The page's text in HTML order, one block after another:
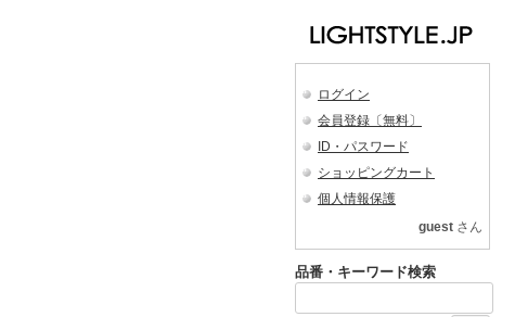
ログイン
会員登録〔無料〕
ID・パスワード
ショッピングカート
個人情報保護
guest さん
品番・キーワード検索